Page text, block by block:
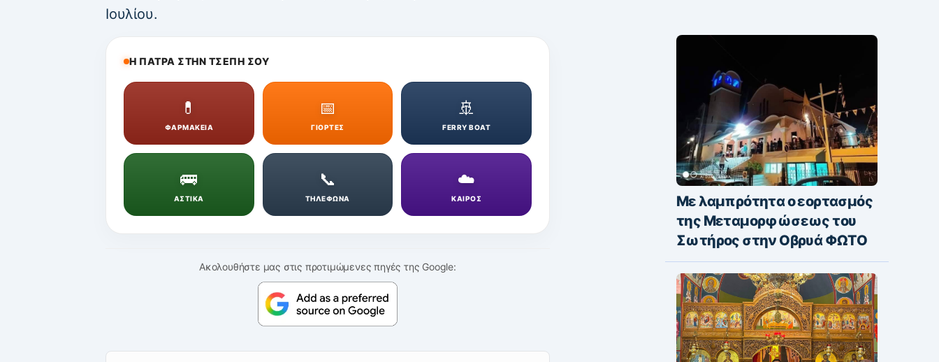
Ιουλίου.
Η ΠΑΤΡΑ ΣΤΗΝ ΤΣΕΠΗ ΣΟΥ
💊
ΦΑΡΜΑΚΕΙΑ
📅
ΓΙΟΡΤΕΣ
🚢
FERRY BOAT
🚌
ΑΣΤΙΚΑ
📞
ΤΗΛΕΦΩΝΑ
☁️
ΚΑΙΡΟΣ
Ακολουθήστε μας στις προτιμώμενες πηγές της Google:
Με λαμπρότητα ο εορτασμός
της Μεταμορφώσεως του
Σωτήρος στην Οβρυά ΦΩΤΟ